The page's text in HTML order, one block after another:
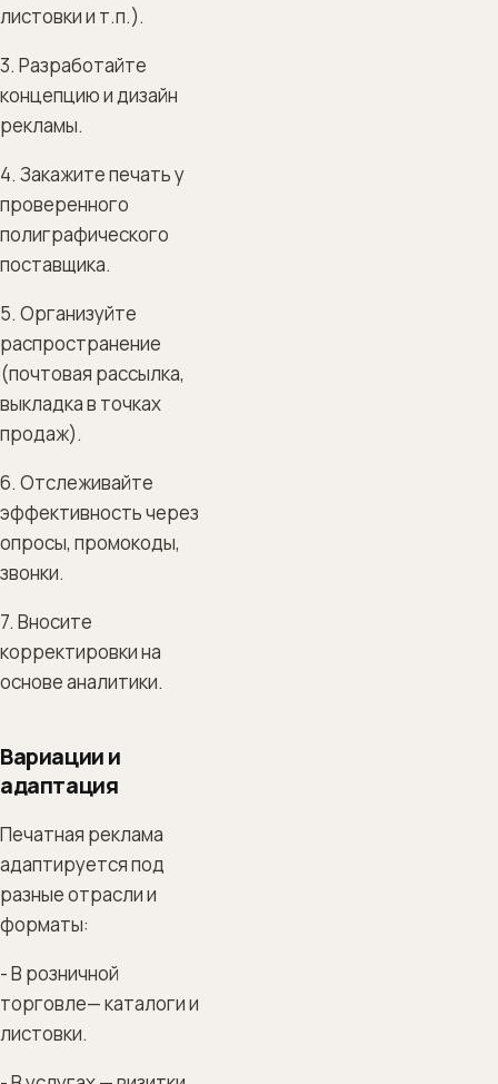
листовки и т.п.).
3. Разработайте
концепцию и дизайн
рекламы.
4. Закажите печать у
проверенного
полиграфического
поставщика.
5. Организуйте
распространение
(почтовая рассылка,
выкладка в точках
продаж).
6. Отслеживайте
эффективность через
опросы, промокоды,
звонки.
7. Вносите
корректировки на
основе аналитики.
Вариации и
адаптация
Печатная реклама
адаптируется под
разные отрасли и
форматы:
- В розничной
торговле— каталоги и
листовки.